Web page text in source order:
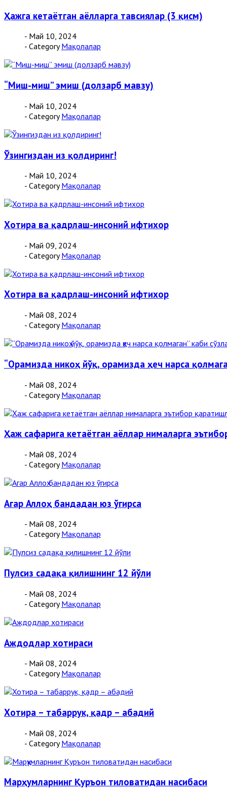
Ҳажга кетаётган аёлларга тавсиялар (3 қисм)
- Май 10, 2024
- Category Мақолалар
“Миш-миш” эмиш (долзарб мавзу)
- Май 10, 2024
- Category Мақолалар
Ўзингиздан из қолдиринг!
- Май 10, 2024
- Category Мақолалар
Хотира ва қадрлаш-инсоний ифтихор
- Май 09, 2024
- Category Мақолалар
Хотира ва қадрлаш-инсоний ифтихор
- Май 08, 2024
- Category Мақолалар
“Орамизда никоҳ йўқ, орамизда ҳеч нарса
- Май 08, 2024
- Category Мақолалар
Ҳаж сафарига кетаётган аёллар нималарга
- Май 08, 2024
- Category Мақолалар
Агар Аллоҳ бандадан юз ўгирса
- Май 08, 2024
- Category Мақолалар
Пулсиз садақа қилишнинг 12 йўли
- Май 08, 2024
- Category Мақолалар
Аждодлар хотираси
- Май 08, 2024
- Category Мақолалар
Хотира – табаррук, қадр – абадий
- Май 08, 2024
- Category Мақолалар
Марҳумларнинг Қуръон тиловатидан насибаси